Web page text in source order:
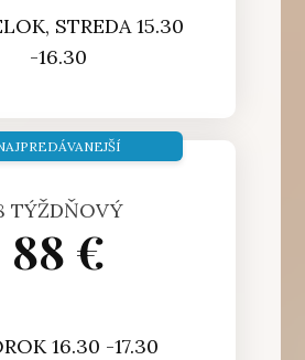
STREDA 15.30
-16.30
TÝŽDŇOVÝ
88 €
16.30 -17.30